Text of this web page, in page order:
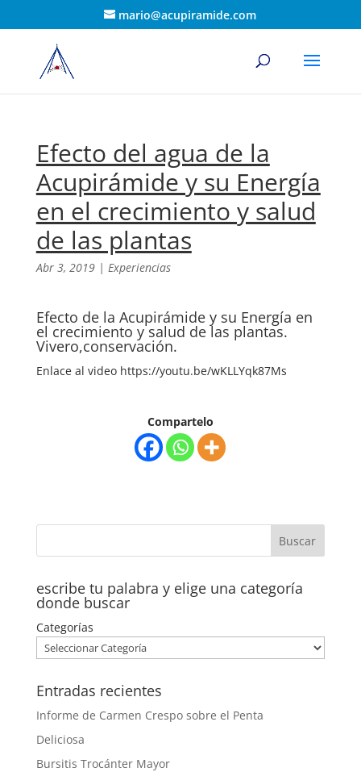
mario@acupiramide.com
Efecto del agua de la
Acupirámide y su Energía
en el crecimiento y salud
de las plantas
Abr 3, 2019| Experiencias
Efecto de la Acupirámide y su Energía en
el crecimiento y salud de las plantas.
Vivero,conservación.
Enlace al video https://youtu.be/wKLLYqk87Ms
Compartelo
escribe tu palabra y elige una categoría
donde buscar
Categorías
Entradas recientes
Informe de Carmen Crespo sobre el Penta
Deliciosa
Bursitis Trocánter Mayor